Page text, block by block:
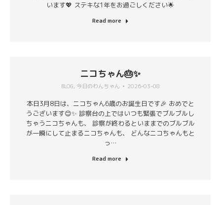
います💖 ステキな1年をお過ごしください🌟
Read more
ニコちゃん🎂✨
BLOG, 今日のわんちゃん 2026-03-08
本日3月8日は、ニコちゃん6歳のお誕生日です🎉 おめでと
うございます😊✨ 診察台の上ではいつも緊張でブルブルし
ちゃうニコちゃんも、 診察が終わるといままでのブルブル
が一瞬にして止まるニコちゃんも、 どんなニコちゃんもと
っ…
Read more